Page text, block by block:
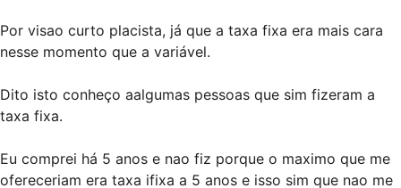
Por visao curto placista, já que a taxa fixa era mais cara
nesse momento que a variável.
Dito isto conheço aalgumas pessoas que sim fizeram a
taxa fixa.
Eu comprei há 5 anos e nao fiz porque o maximo que me
ofereceriam era taxa ifixa a 5 anos e isso sim que nao me